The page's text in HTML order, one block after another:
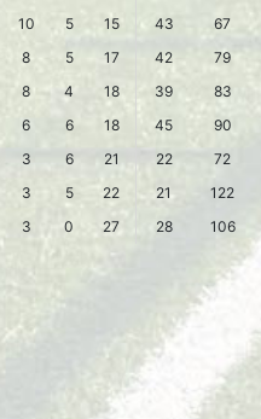
10 5 15 43 67
8 5 17 42 79
8 4 18 39 83
6 6 18 45 90
3 6 21 22 72
3 5 22 21 122
3 0 27 28 106